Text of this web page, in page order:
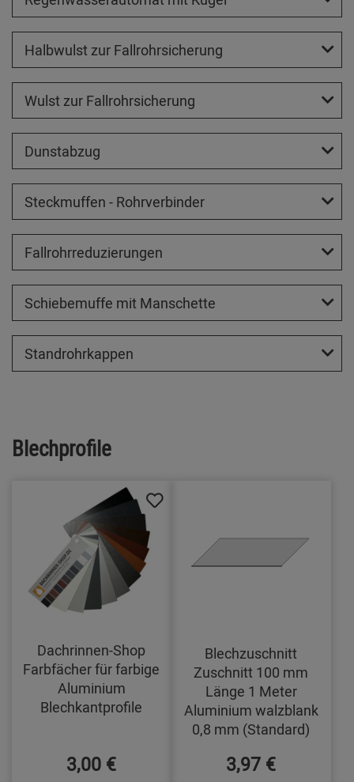
Halbwulst zur Fallrohrsicherung
Wulst zur Fallrohrsicherung
Dunstabzug
Steckmuffen - Rohrverbinder
Fallrohrreduzierungen
Schiebemuffe mit Manschette
Standrohrkappen
Blechprofile
Dachrinnen-Shop
Farbfächer für farbige
Aluminium
Blechkantprofile
3,00 €
Blechzuschnitt
Zuschnitt 100 mm
Länge 1 Meter
Aluminium walzblank
0,8 mm (Standard)
3,97 €